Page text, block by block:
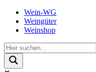
Wein-WG
Weingüter
Weinshop